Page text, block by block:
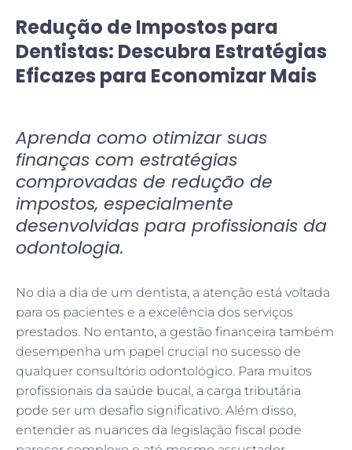
Redução de Impostos para
Dentistas: Descubra Estratégias
Eficazes para Economizar Mais
Aprenda como otimizar suas
finanças com estratégias
comprovadas de redução de
impostos, especialmente
desenvolvidas para profissionais da
odontologia.
No dia a dia de um dentista, a atenção está voltada
para os pacientes e a excelência dos serviços
prestados. No entanto, a gestão financeira também
desempenha um papel crucial no sucesso de
qualquer consultório odontológico. Para muitos
profissionais da saúde bucal, a carga tributária
pode ser um desafio significativo. Além disso,
entender as nuances da legislação fiscal pode